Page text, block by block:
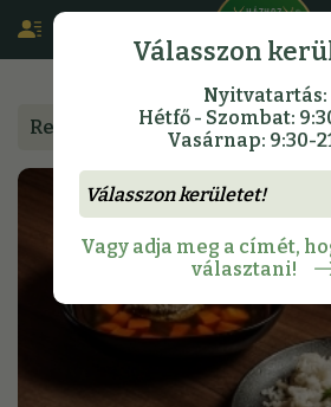
Rendeljen étlapunkról
Válasszon
Nyitvatartás:
Hétfő - Szombat:
Vasárnap: 9:30-
Vagy adja meg a címét,
választani!